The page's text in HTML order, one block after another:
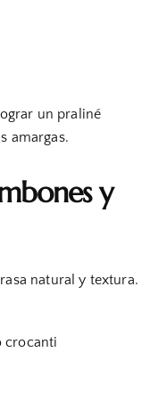
un praliné
amargas.
y
natural y textura.
crocanti